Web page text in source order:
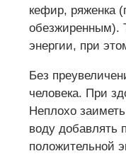
кефир, ряженка
обезжиренным).
энергии, при
Без
человека. При
Неплохо
воду добавлять
положительной